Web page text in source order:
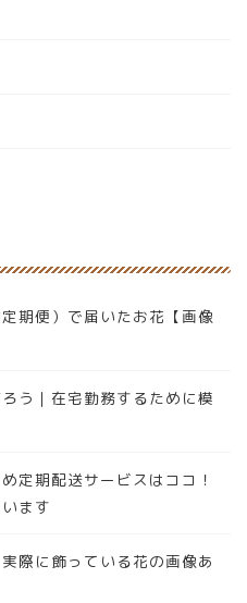
期便）で届いたお花【画像
う｜在宅勤務するために模
定期配送サービスはココ！
ます
際に飾っている花の画像あ